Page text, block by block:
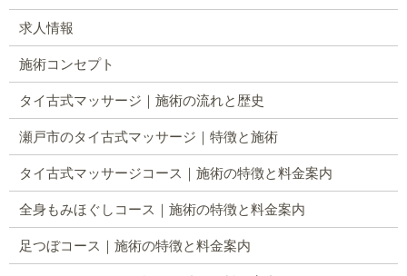
求人情報
施術コンセプト
タイ古式マッサージ｜施術の流れと歴史
瀬戸市のタイ古式マッサージ｜特徴と施術
タイ古式マッサージコース｜施術の特徴と料金案内
全身もみほぐしコース｜施術の特徴と料金案内
足つぼコース｜施術の特徴と料金案内